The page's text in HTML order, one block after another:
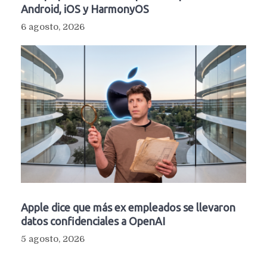
Android, iOS y HarmonyOS
6 agosto, 2026
Apple dice que más ex empleados se llevaron
datos confidenciales a OpenAI
5 agosto, 2026